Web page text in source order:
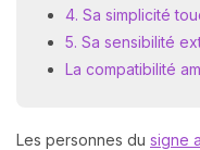
4. Sa simplicité
5. Sa sensibilité
La compatibilité
Les personnes du signe